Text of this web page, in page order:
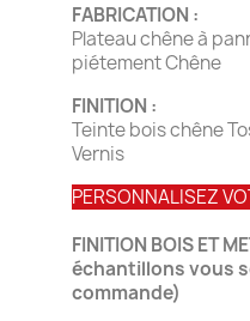
FABRICATION :
Plateau chêne à
piétement Chêne
FINITION :
Teinte bois chêne
Vernis
PERSONNALISEZ
FINITION BOIS ET
échantillons vous
commande)